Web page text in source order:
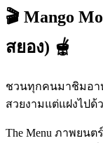
🎬 Mango
สยอง) 🫕
ชวนทุกคนมาชิมอา
สวยงามแต่แฝงไป
The Menu ภาพยน